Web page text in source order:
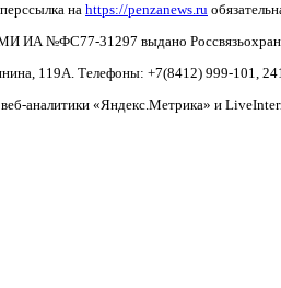
на https://penzanews.ru
ИА №ФС77-31297 выдано
119А. Телефоны: +7(8412) 999-101,
аналитики «Яндекс.Метрика» и